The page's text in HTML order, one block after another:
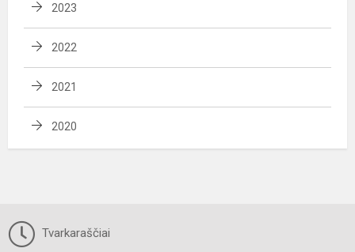
2023
2022
2021
2020
Tvarkaraščiai